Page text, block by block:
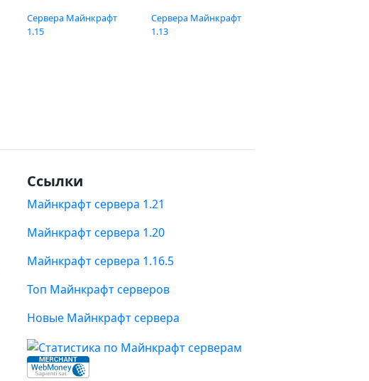
Сервера Майнкрафт
1.15
Сервера Майнкрафт
1.13
Ссылки
Майнкрафт сервера 1.21
Майнкрафт сервера 1.20
Майнкрафт сервера 1.16.5
Топ Майнкрафт серверов
Новые Майнкрафт сервера